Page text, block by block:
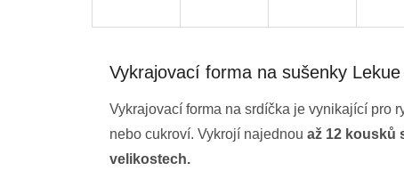
Vykrajovací forma na sušenky Lekue
Vykrajovací forma na srdíčka je vynikající pro
nebo cukroví. Vykrojí najednou až 12 kousků
velikostech.